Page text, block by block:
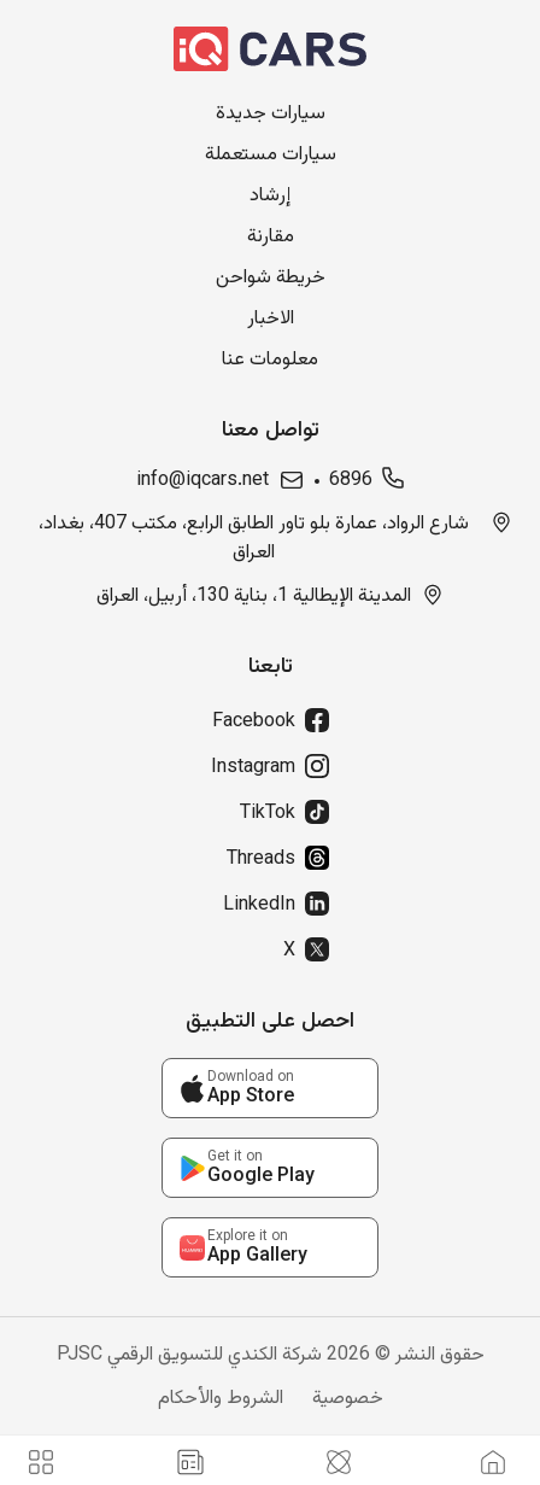
سيارات جديدة
سيارات مستعملة
إرشاد
مقارنة
خريطة شواحن
الاخبار
معلومات عنا
تواصل معنا
6896
info@iqcars.net
شارع الرواد، عمارة بلو تاور الطابق الرابع، مكتب 407، بغداد،
العراق
المدينة الإيطالية 1، بناية 130، أربيل، العراق
تابعنا
Facebook
Instagram
TikTok
Threads
LinkedIn
X
احصل على التطبيق
Download on
App Store
Get it on
Google Play
Explore it on
App Gallery
حقوق النشر © 2026 شركة الكندي للتسويق الرقمي PJSC
خصوصية
الشروط والأحكام